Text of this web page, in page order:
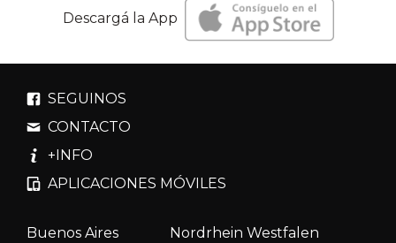
Descargá la App
SEGUINOS
CONTACTO
+INFO
APLICACIONES MÓVILES
Buenos Aires
Nordrhein Westfalen